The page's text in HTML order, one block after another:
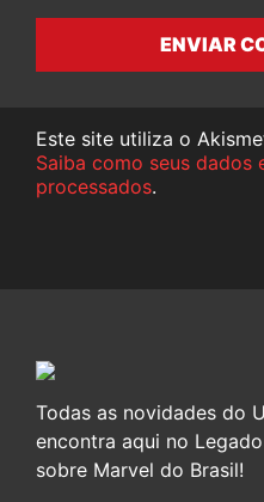
ENVIAR
Este site utiliza o
Saiba como seus dados
processados.
Todas as novidades do
encontra aqui no
sobre Marvel do Brasil!